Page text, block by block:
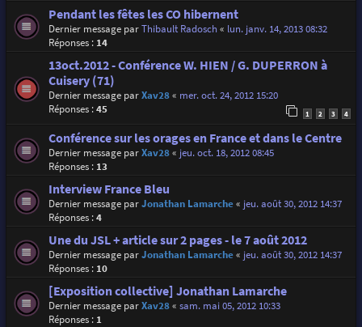
Pendant les fêtes les CO hibernent
Dernier message parThibault Radosch« lun. janv. 14, 2013 08:32
Réponses : 14
13oct.2012 - Conférence W. HIEN / G. DUPERRON à
Cuisery (71)
Dernier message parXav28« mer. oct. 24, 2012 15:20
Réponses :45 1 2 3 4
Conférence sur les orages en France et dans le Centre
Dernier message parXav28« jeu. oct. 18, 2012 08:45
Réponses : 13
Interview France Bleu
Dernier message parJonathan Lamarche« jeu. août 30, 2012 14:37
Réponses :4
Une du JSL + article sur 2 pages - le 7 août 2012
Dernier message parJonathan Lamarche« jeu. août 30, 2012 14:37
Réponses : 10
[Exposition collective] Jonathan Lamarche
Dernier message parXav28« sam. mai 05, 2012 10:33
Réponses : 1